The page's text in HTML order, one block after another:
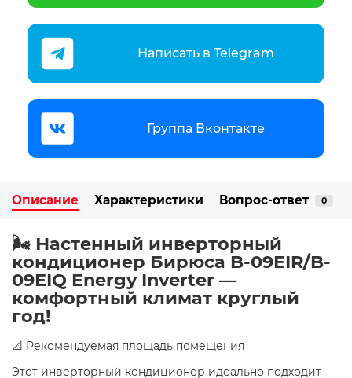
Написать в Telegram
Группа Вконтакте
Описание Характеристики Вопрос-ответ 0
🌬️ Настенный инверторный
кондиционер Бирюса B-09EIR/B-
09EIQ Energy Inverter —
комфортный климат круглый
год!
📐 Рекомендуемая площадь помещения
Этот инверторный кондиционер идеально подходит